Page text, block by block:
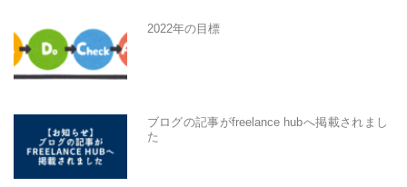
2022年の目標
ブログの記事がfreelance hubへ掲載されまし
た